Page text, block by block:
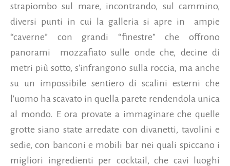
strapiombo sul mare, incontrando, sul cammino,
diversi punti in cui la galleria si apre in ampie
“caverne” con grandi “finestre” che offrono
panorami mozzafiato sulle onde che, decine di
metri più sotto, s'infrangono sulla roccia, ma anche
su un impossibile sentiero di scalini esterni che
l'uomo ha scavato in quella parete rendendola unica
al mondo. E ora provate a immaginare che quelle
grotte siano state arredate con divanetti, tavolini e
sedie, con banconi e mobili bar nei quali spiccano i
migliori ingredienti per cocktail, che cavi luoghi